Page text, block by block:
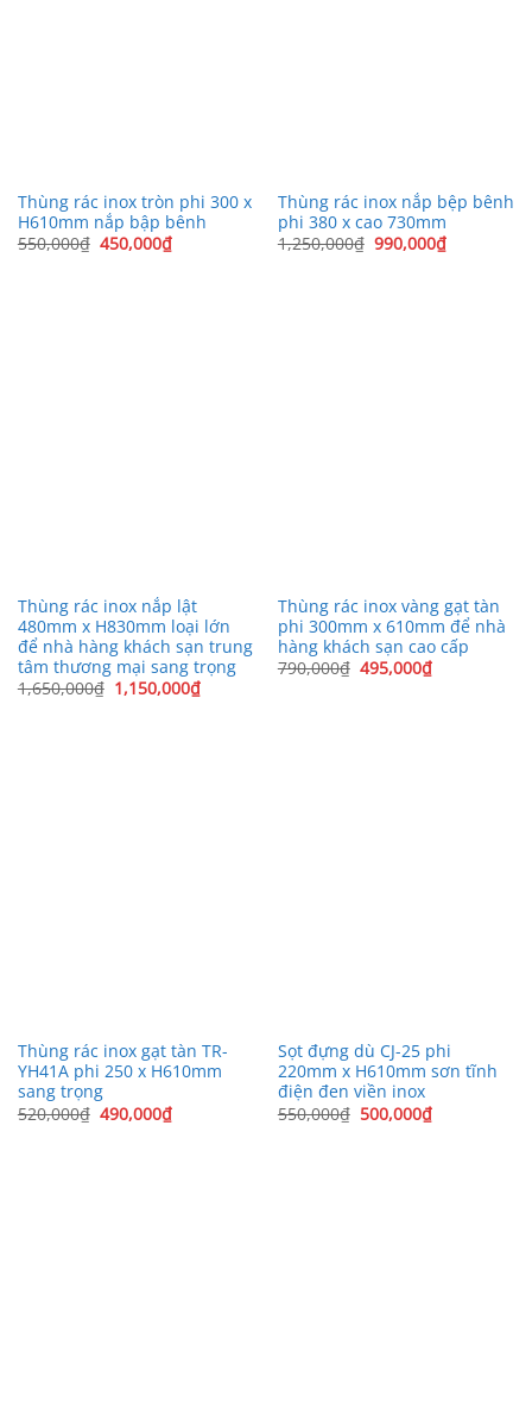
Thùng rác inox tròn phi 300 x
H610mm nắp bập bênh
550,000₫ Giá
450,000₫Giá
hiện
Thùng rác inox nắp bệp bênh
phi 380 x cao 730mm
1,250,000₫ Giá
990,000₫Giá
hiện
Thùng rác inox nắp lật
480mm x H830mm loại lớn
để nhà hàng khách sạn trung
tâm thương mại sang trọng
1,650,000₫ Giá
gốc
1,150,000₫Giá
hiện
Thùng rác inox vàng gạt tàn
phi 300mm x 610mm để nhà
hàng khách sạn cao cấp
790,000₫ Giá
495,000₫Giá
hiện
Thùng rác inox gạt tàn TR-
YH41A phi 250 x H610mm
sang trọng
520,000₫ Giá
gốc
490,000₫Giá
hiện
Sọt đựng dù CJ-25 phi
220mm x H610mm sơn tĩnh
điện đen viền inox
550,000₫ Giá
gốc
500,000₫Giá
hiện